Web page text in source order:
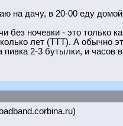
на дачу, в 20-00 еду
без ночевки - это только
лет (ТТТ). А обычно
пивка 2-3 бутылки, и